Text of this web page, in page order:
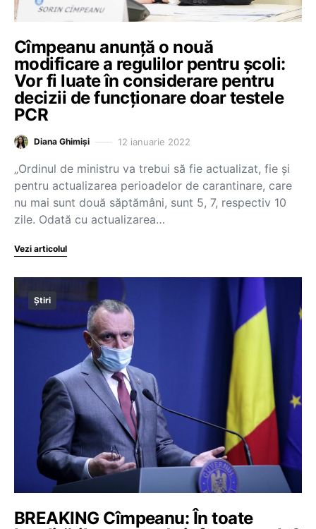
Cîmpeanu anunță o nouă
modificare a regulilor pentru școli:
Vor fi luate în considerare pentru
decizii de funcționare doar testele
PCR
Diana Ghimiși 12 ianuarie 2022
„Ordinul de ministru va trebui să fie actualizat, fie și
pentru actualizarea perioadelor de carantinare, care
nu mai sunt două săptămâni, sunt 5, 7, respectiv 10
zile. Odată cu actualizarea…
Vezi articolul
Știri
BREAKING Cîmpeanu: În toate